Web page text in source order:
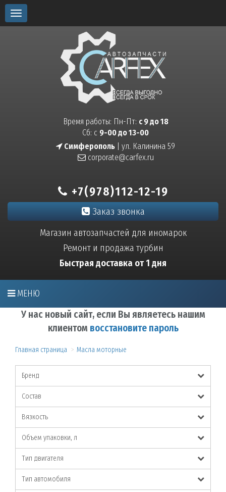
Toggle
navigation
Время работы: Пн-Пт: с 9 до 18
Сб: с 9-00 до 13-00
Симферополь | ул. Калинина 59
corporate@carfex.ru
+7(978)112-12-19
Заказ звонка
Магазин автозапчастей для иномарок
Ремонт и продажа турбин
Быстрая доставка от 1 дня
МЕНЮ
У нас новый сайт, если Вы являетесь нашим
клиентом восстановите пароль
Главная страница Масла моторные
Бренд
Состав
Вязкость
Объем упаковки, л
Тип двигателя
Тип автомобиля